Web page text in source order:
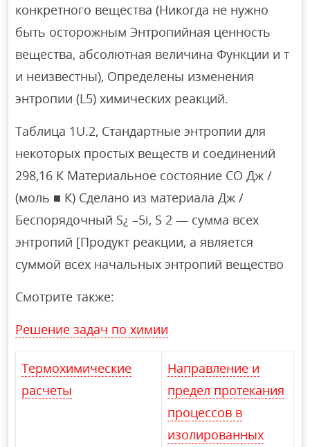
конкретного вещества (Никогда не нужно
быть осторожным Энтропийная ценность
вещества, абсолютная величина Функции и т
и неизвестны), Определены изменения
энтропии (L5) химических реакций.
Таблица 1U.2, Стандартные энтропии для
некоторых простых веществ и соединений
298,16 К Материальное состояние CO Дж /
(моль ■ К) Сделано из материала Дж /
Беспорядочный S¿ –5i, S 2 — сумма всех
энтропий [Продукт реакции, а является
суммой всех начальных энтропий вещество
Смотрите также:
Решение задач по химии
Термохимические
расчеты
Направление и
предел протекания
процессов в
изолированных